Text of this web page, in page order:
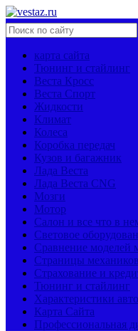
карта сайта
Тюнинг и стайлинг
Веста Кросс
Веста Спорт
Жидкости
Климат
Колеса
Коробка передач
Кузов и багажник
Лада Веста
Лада Веста CNG
Мозги
Мотор
Салон и все что в
Световое
Сравнение моделей
Страницы механиков
Страхование и
Тюнинг и стайлинг
Характеристики
Карта Сайта
Профессиональная